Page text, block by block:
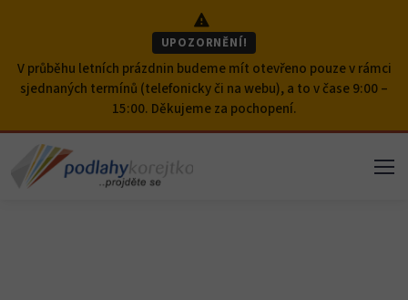
UPOZORNĚNÍ!
V průběhu letních prázdnin budeme mít otevřeno pouze v rámci
sjednaných termínů (telefonicky či na webu), a to v čase 9:00 –
15:00. Děkujeme za pochopení.